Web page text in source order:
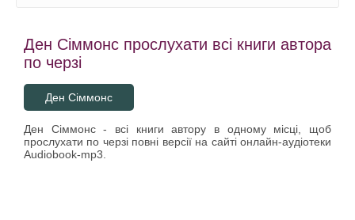
Ден Сіммонс прослухати всі книги автора
по черзі
Ден Сіммонс
Ден Сіммонс - всі книги автору в одному місці, щоб
прослухати по черзі повні версії на сайті онлайн-аудіотеки
Audiobook-mp3.